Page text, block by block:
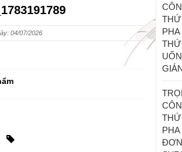
04/07/2026
PHA
PHA